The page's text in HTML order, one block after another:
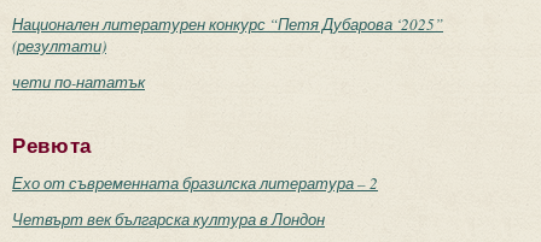
Национален литературен конкурс “Петя Дубарова ‘2025”
(резултати)
чети по-нататък
Ревюта
Ехо от съвременната бразилска литература – 2
Четвърт век българска култура в Лондон